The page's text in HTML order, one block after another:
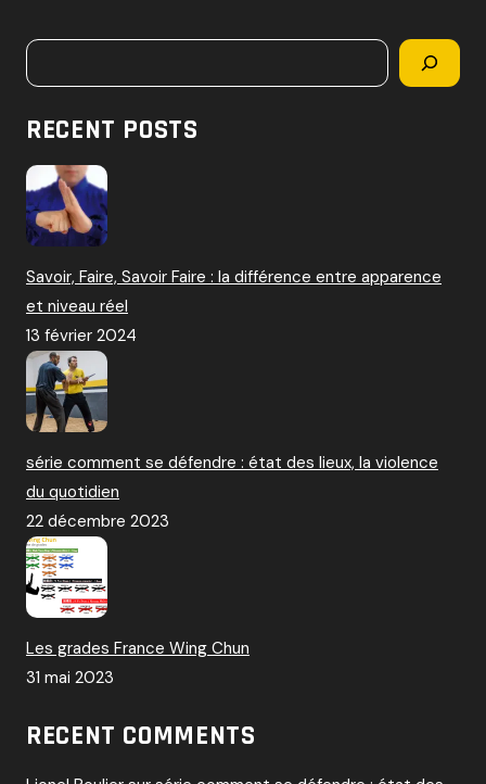
r
Rechercher
RECENT POSTS
Savoir, Faire, Savoir Faire : la différence entre apparence
et niveau réel
13 février 2024
série comment se défendre : état des lieux, la violence
du quotidien
22 décembre 2023
Les grades France Wing Chun
31 mai 2023
RECENT COMMENTS